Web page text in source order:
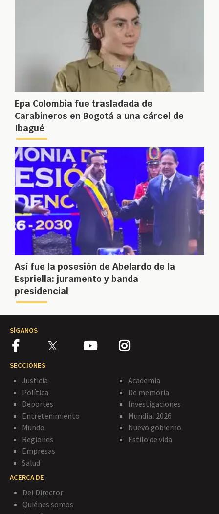
Epa Colombia fue trasladada de
Carabineros en Bogotá a una cárcel de
Ibagué
Así fue la posesión de Abelardo de la
Espriella: juramento y banda
presidencial
SÍGANOS
SECCIONES
Justicia
Política
Deportes
Entretenimiento
Mundo
Regiones
Empresas
Salud
Academia
De memoria
Investigaciones
Mundial 2026
Nuevo gobierno
Estilo de vida
ACERCA DE
Del Director
Quiénes somos